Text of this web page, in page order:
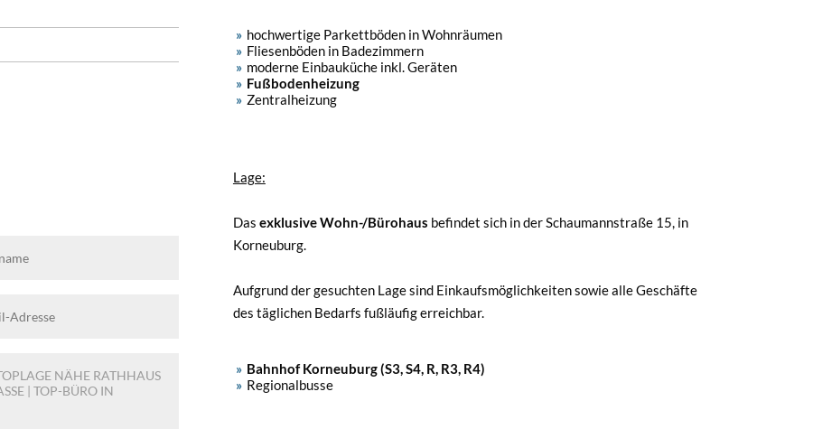
hochwertige Parkettböden in Wohnräumen
Fliesenböden in Badezimmern
moderne Einbauküche inkl. Geräten
Fußbodenheizung
Zentralheizung
Lage:
Das exklusive Wohn-/Bürohaus befindet sich in der Schaumannstraße 15, in
Korneuburg.
Aufgrund der gesuchten Lage sind Einkaufsmöglichkeiten sowie alle Geschäfte
des täglichen Bedarfs fußläufig erreichbar.
Bahnhof Korneuburg (S3, S4, R, R3, R4)
Regionalbusse